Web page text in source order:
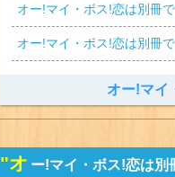
オー!マイ・ボス!恋は別冊
オー!マイ・ボス!恋は別冊
オー!マイ
"オ ー!マイ・ボス!恋は